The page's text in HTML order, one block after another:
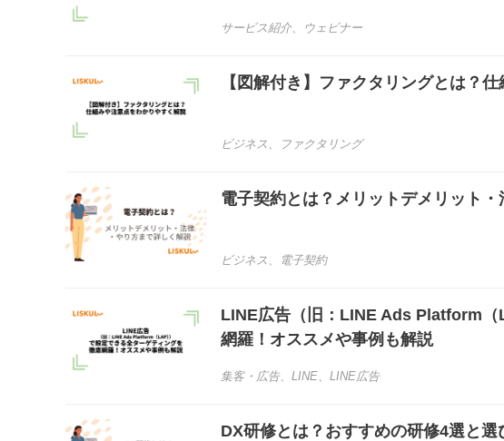
サービス紹介、 ウェビナー
【図解付き】ファクタリングとは？
ビジネス 、 ファクタリング
電子契約とは？メリットデメリット
ビジネス 、 電子契約
LINE広告（旧：LINE Ads Platform
網羅！オススメや事例も解説
集客・広告、 LINE、 LINE広告
DX研修とは？おすすめの研修4選と